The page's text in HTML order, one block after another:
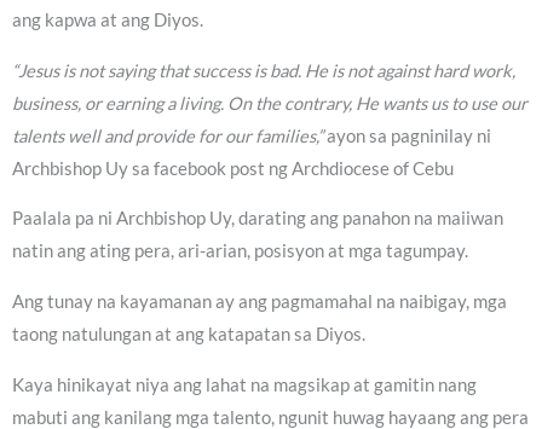
ang kapwa at ang Diyos.
“Jesus is not saying that success is bad. He is not against hard work,
business, or earning a living. On the contrary, He wants us to use our
talents well and provide for our families,”ayon sa pagninilay ni
Archbishop Uy sa facebook post ng Archdiocese of Cebu
Paalala pa ni Archbishop Uy, darating ang panahon na maiiwan
natin ang ating pera, ari-arian, posisyon at mga tagumpay.
Ang tunay na kayamanan ay ang pagmamahal na naibigay, mga
taong natulungan at ang katapatan sa Diyos.
Kaya hinikayat niya ang lahat na magsikap at gamitin nang
mabuti ang kanilang mga talento, ngunit huwag hayaang ang pera